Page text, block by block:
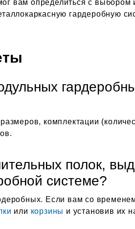
вам определиться с выбором
гардеробную
комплектации
полок,
системе?
Если вам со
или корзины и установив их